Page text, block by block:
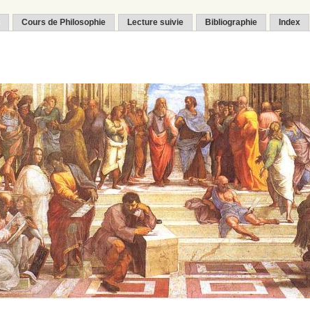
Cours de Philosophie Lecture suivie Bibliographie Index